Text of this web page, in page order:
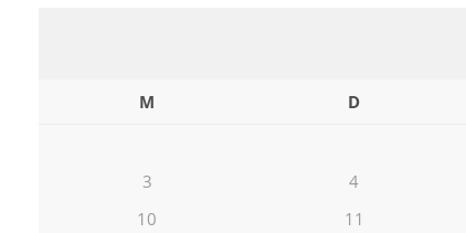
M D
3 4
10
11